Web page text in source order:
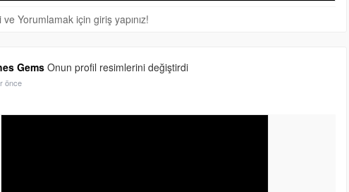
Yorumlamak için giriş yapınız!
Gems Onun profil resimlerini değiştirdi
önce